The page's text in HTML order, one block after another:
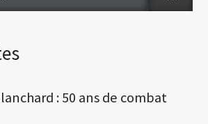
: 50 ans de combat